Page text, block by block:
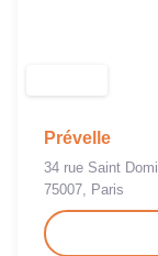
Prévelle
34 rue Saint
75007, Paris